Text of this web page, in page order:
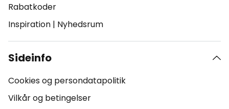
Rabatkoder
Inspiration | Nyhedsrum
Sideinfo
Cookies og persondatapolitik
Vilkår og betingelser